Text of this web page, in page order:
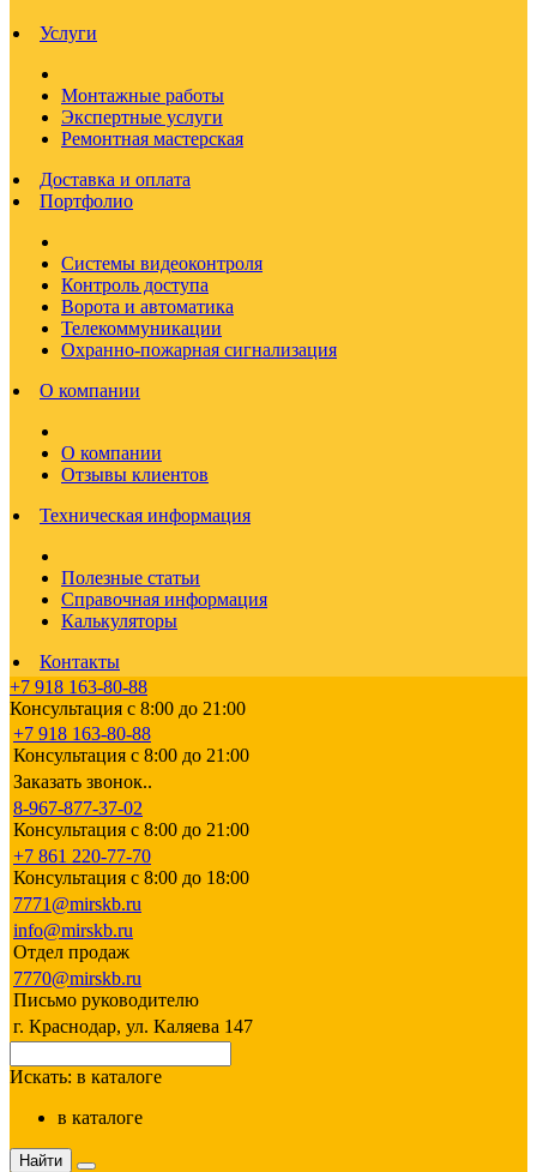
Услуги
Монтажные работы
Экспертные услуги
Ремонтная мастерская
Доставка и оплата
Портфолио
Системы видеоконтроля
Контроль доступа
Ворота и автоматика
Телекоммуникации
Охранно-пожарная сигнализация
О компании
О компании
Отзывы клиентов
Техническая информация
Полезные статьи
Справочная информация
Калькуляторы
Контакты
+7 918 163-80-88
Консультация с 8:00 до 21:00
+7 918 163-80-88
Консультация с 8:00 до 21:00
Заказать звонок..
8-967-877-37-02
Консультация с 8:00 до 21:00
+7 861 220-77-70
Консультация с 8:00 до 18:00
7771@mirskb.ru
info@mirskb.ru
Отдел продаж
7770@mirskb.ru
Письмо руководителю
г. Краснодар, ул. Каляева 147
Искать: в каталоге
в каталоге
Найти